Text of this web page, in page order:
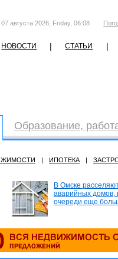
07 августа 2026, Friday, 06:08
НОВОСТИ | СТАТЬИ |
Образование,
| ИПОТЕКА |
В Омске
аварийных домов,
очереди еще